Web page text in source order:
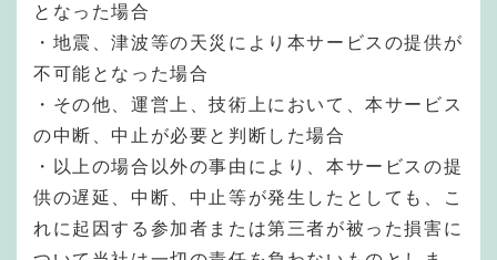
となった場合
・地震、津波等の天災により本サービスの提供が
不可能となった場合
・その他、運営上、技術上において、本サービス
の中断、中止が必要と判断した場合
・以上の場合以外の事由により、本サービスの提
供の遅延、中断、中止等が発生したとしても、こ
れに起因する参加者または第三者が被った損害に